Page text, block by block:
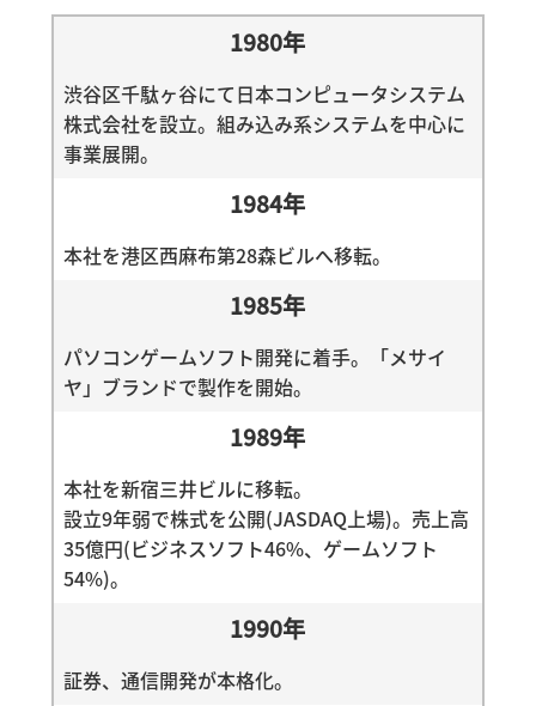
1980年
渋谷区千駄ヶ谷にて日本コンピュータシステム
株式会社を設立。組み込み系システムを中心に
事業展開。
1984年
本社を港区西麻布第28森ビルへ移転。
1985年
パソコンゲームソフト開発に着手。「メサイ
ヤ」ブランドで製作を開始。
1989年
本社を新宿三井ビルに移転。
設立9年弱で株式を公開(JASDAQ上場)。売上高
35億円(ビジネスソフト46%、ゲームソフト
54%)。
1990年
証券、通信開発が本格化。